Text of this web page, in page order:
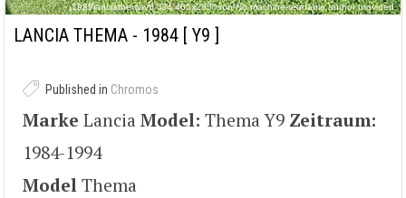
„1989lanciathemav6 lf34 465x285“ von No machine-readable author provided.
Jamieli~commonswiki assumed (based on copyright claims). - No machine-readable source
https://commons.wikimedia.org/wiki/File:1989lanciathemav6_lf34_465x285.jpg#/media/File:1
LANCIA THEMA - 1984 [ Y9 ]
Published in Chromos
Marke Lancia Model: Thema Y9 Zeitraum:
1984-1994
Model Thema